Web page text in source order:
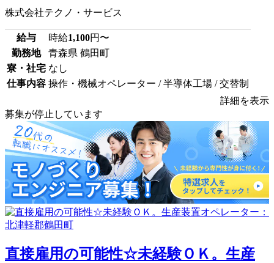
株式会社テクノ・サービス
給与 時給1,100円〜
勤務地
青森県 鶴田町
寮・社宅 なし
仕事内容 操作・機械オペレーター / 半導体工場 / 交替制
詳細を表示
募集が停止しています
直接雇用の可能性☆未経験ＯＫ。生産